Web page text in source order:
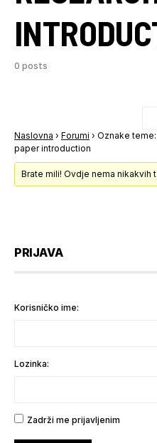
0 posts
Naslovna › Forumi › Oznake
paper introduction
Brate mili! Ovdje nema nikakvih
PRIJAVA
Korisničko ime:
Lozinka:
Zadrži me prijavljenim